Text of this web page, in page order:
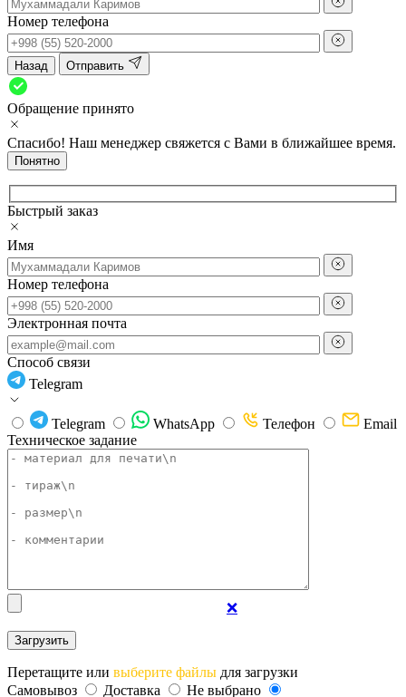
Номер телефона
Назад Отправить
Обращение принято
Спасибо! Наш менеджер свяжется с Вами в ближайшее время.
Понятно
Быстрый заказ
Имя
Номер телефона
Электронная почта
Способ связи
Telegram
Telegram WhatsApp Телефон
Email
Техническое задание
❌
Перетащите или выберите файлы для загрузки
Самовывоз
Доставка Не выбрано